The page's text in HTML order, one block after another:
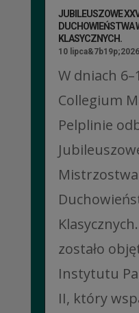
JUBILEUSZOWE
DUCHOWIEŃSTWA
KLASYCZNYCH.
10 lipca&7b19p;2026
W dniach
Collegium
Pelplinie
zostało
Instytutu
II, który